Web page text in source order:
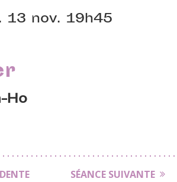
13 nov. 19h45
Ho
SÉANCE SUIVANTE